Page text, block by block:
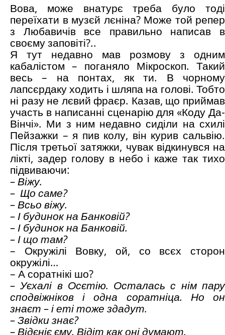
Вова, може внатурє треба було тоді
переїхати в музєй лєніна? Може той репер
з Любавичів все правильно написав в
своєму заповіті?..
Я тут недавно мав розмову з одним
кабалістом – поганяло Мікроскоп. Такий
весь – на понтах, як ти. В чорному
лапсєрдаку ходить і шляпа на голові. Тобто
ні разу не лєвий фраєр. Казав, що приймав
участь в написанні сценарію для «Коду Да-
Вінчі». Ми з ним недавно сиділи на схилі
Пейзажки – я пив колу, він курив сальвію.
Після третьої затяжки, чувак відкинувся на
лікті, задер голову в небо і каже так тихо
підвиваючи:
– Віжу.
– Що саме?
– Всьо віжу.
– І будинок на Банковій?
– І будинок на Банковій.
– І що там?
– Окружілі Вовку, ой, со всєх сторон
окружілі…
– А соратнікі шо?
– Уєхалі в Осєтію. Осталась с нім пару
сподвіжніков і одна соратніца. Но он
знаєт – і еті тоже здадут.
– Звідки знає?
– Відєніє єму. Відіт как оні думают.